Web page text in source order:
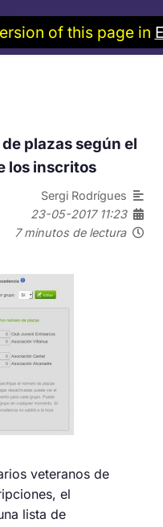
plazas según el
los inscritos
Sergi Rodrígues
23-05-2017 11:23
7 minutos de lectura
veteranos de
el
lista de
of this page in